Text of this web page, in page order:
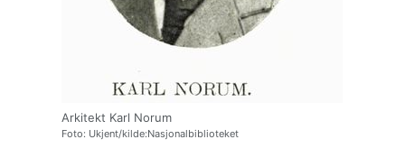
Arkitekt Karl Norum
Foto: Ukjent/kilde:Nasjonalbiblioteket